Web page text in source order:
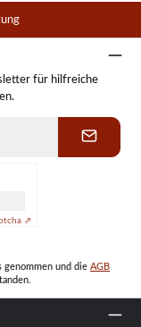
für hilfreiche
⇗
genommen und die AGB